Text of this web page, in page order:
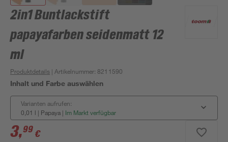
2in1 Buntlackstift
papayafarben seidenmatt 12
ml
Produktdetails | Artikelnummer: 8211590
Inhalt und Farbe auswählen
Varianten aufrufen:
0,01 l | Papaya | Im Markt verfügbar
3,99 €